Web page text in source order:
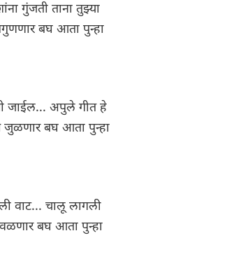
गुंजती ताना तुझ्या
बघ आता पुन्हा
जाईल... अपुले गीत हे
बघ आता पुन्हा
वाट... चालू लागली
बघ आता पुन्हा